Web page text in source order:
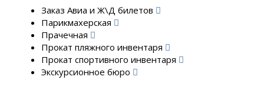
Заказ Авиа и Ж\Д билетов
Парикмахерская
Прачечная
Прокат пляжного инвентаря
Прокат спортивного инвентаря
Экскурсионное бюро